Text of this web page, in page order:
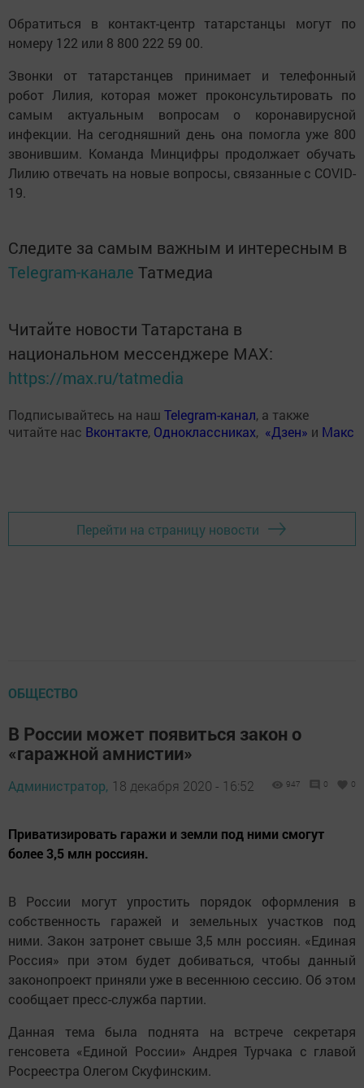
Обратиться в контакт-центр татарстанцы могут по
номеру 122 или 8 800 222 59 00.
Звонки от татарстанцев принимает и телефонный
робот Лилия, которая может проконсультировать по
самым актуальным вопросам о коронавирусной
инфекции. На сегодняшний день она помогла уже 800
звонившим. Команда Минцифры продолжает обучать
Лилию отвечать на новые вопросы, связанные с COVID-
19.
Следите за самым важным и интересным в
Telegram-канале Татмедиа
Читайте новости Татарстана в
национальном мессенджере MАХ:
https://max.ru/tatmedia
Подписывайтесь на наш Telegram-канал, а также
читайте нас Вконтакте, Одноклассниках, «Дзен» и Макс
Перейти на страницу новости
ОБЩЕСТВО
В России может появиться закон о
«гаражной амнистии»
Администратор, 18 декабря 2020 - 16:52 947 0 0
Приватизировать гаражи и земли под ними смогут
более 3,5 млн россиян.
В России могут упростить порядок оформления в
собственность гаражей и земельных участков под
ними. Закон затронет свыше 3,5 млн россиян. «Единая
Россия» при этом будет добиваться, чтобы данный
законопроект приняли уже в весеннюю сессию. Об этом
сообщает пресс-служба партии.
Данная тема была поднята на встрече секретаря
генсовета «Единой России» Андрея Турчака с главой
Росреестра Олегом Скуфинским.